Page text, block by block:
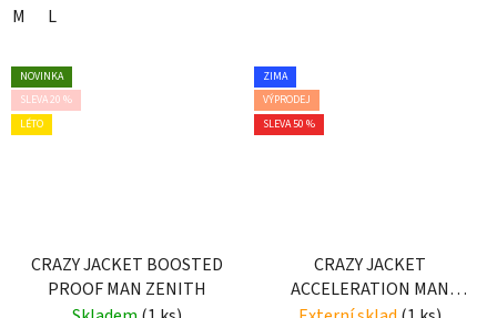
M L
NOVINKA
SLEVA 20 %
LÉTO
CRAZY JACKET BOOSTED
PROOF MAN ZENITH
ZIMA
VÝPRODEJ
SLEVA 50 %
CRAZY JACKET
ACCELERATION MAN
EARLY